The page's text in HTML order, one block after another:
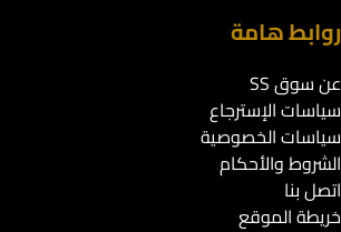
روابط هامة
عن سوق SS
سياسات الإسترجاع
سياسات الخصوصية
الشروط والأحكام
اتصل بنا
خريطة الموقع